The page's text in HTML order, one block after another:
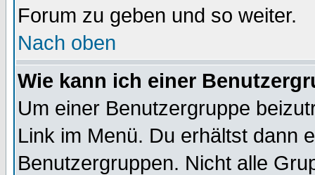
Forum zu geben und so weiter.
Nach oben
Wie kann ich einer
Um einer Benutzergruppe
Link im Menü. Du erhältst dann
Benutzergruppen. Nicht alle